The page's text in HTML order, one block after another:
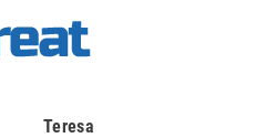
Teresa